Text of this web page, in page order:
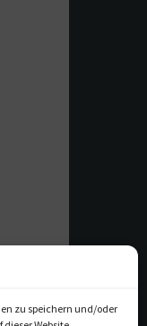
zu speichern und/oder